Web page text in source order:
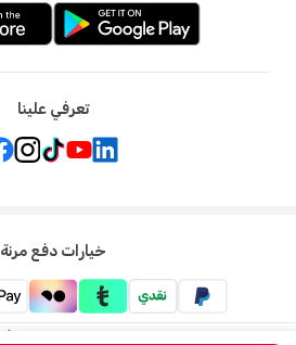
تعرفي علينا
خيارات دفع مرنة